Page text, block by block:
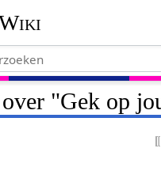
"Gek op